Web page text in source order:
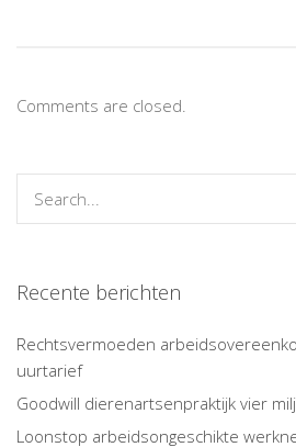
Comments are closed.
Recente berichten
Rechtsvermoeden
uurtarief
Goodwill dierenartsenpraktijk vier
Loonstop arbeidsongeschikte